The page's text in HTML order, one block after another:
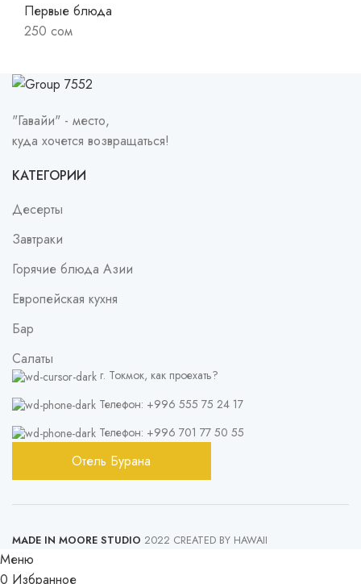
Первые блюда
250 сом
"Гавайи" - место,
куда хочется возвращаться!
КАТЕГОРИИ
Десерты
Завтраки
Горячие блюда Азии
Европейская кухня
Бар
Салаты
г. Токмок, как проехать?
Телефон: +996 555 75 24 17
Телефон: +996 701 77 50 55
Отель Бурана
MADE IN MOORE STUDIO 2022 CREATED BY HAWAII
Меню
0 Избранное